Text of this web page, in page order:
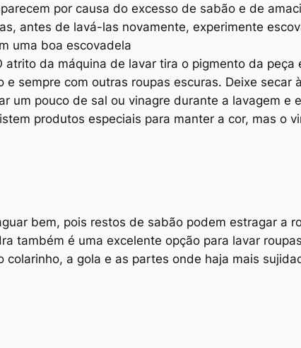
por causa do excesso de sabão e de
antes de lavá-las novamente, experimente
uma boa escovadela
da máquina de lavar tira o pigmento da peça
sempre com outras roupas escuras. Deixe secar
um pouco de sal ou vinagre durante a lavagem e
produtos especiais para manter a cor, mas o
bem, pois restos de sabão podem estragar a
também é uma excelente opção para lavar
a gola e as partes onde haja mais